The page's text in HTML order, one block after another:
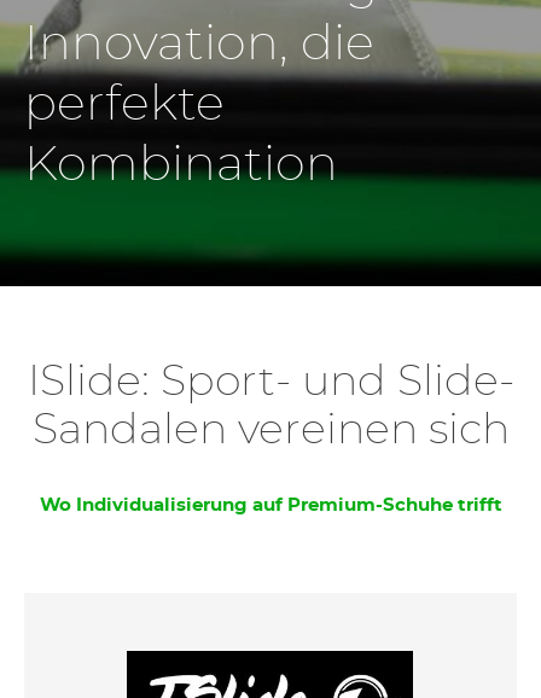
Innovation, die
perfekte
Kombination
ISlide: Sport- und Slide-
Sandalen vereinen sich
Wo Individualisierung auf Premium-Schuhe trifft